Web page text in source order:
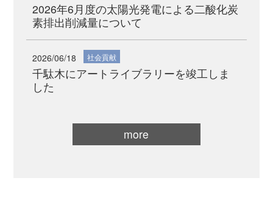
2026年6月度の太陽光発電による二酸化炭
素排出削減量について
2026/06/18 社会貢献
千駄木にアートライブラリーを竣工しま
した
more